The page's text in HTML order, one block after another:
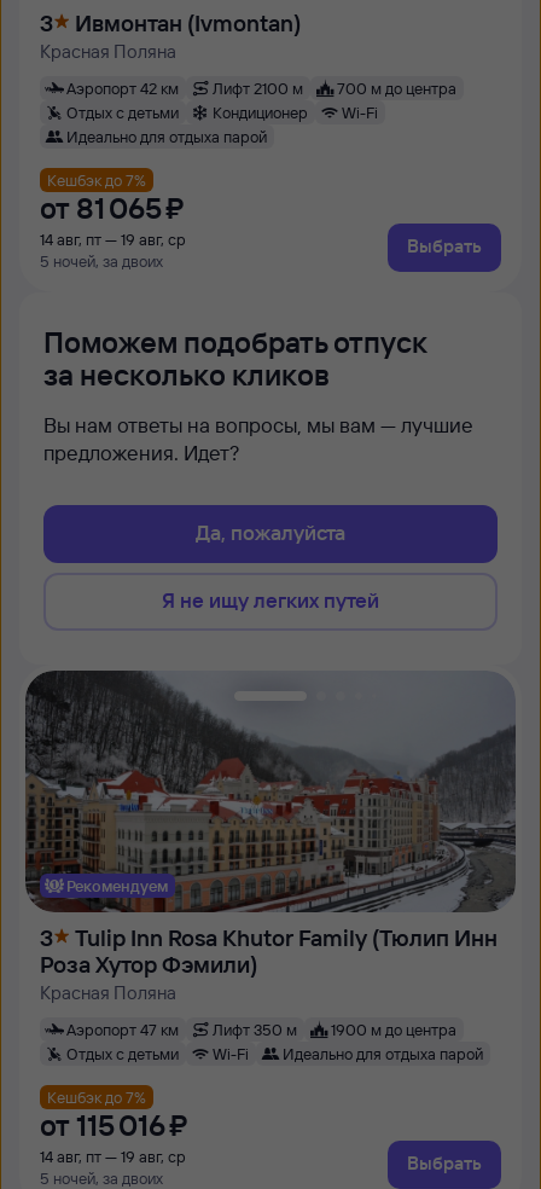
3 Ивмонтан (Ivmontan)
Красная Поляна
Аэропорт 42 км Лифт 2100 м
700 м до центра
Отдых с детьми
Кондиционер
Wi-Fi
Идеально для отдыха парой
Кешбэк до 7%
от 81 ⁠065 ⁠₽
14 авг, пт — 19 авг, ср
5 ночей, за двоих
Выбрать
Поможем подобрать отпуск
за несколько кликов
Вы нам ответы на вопросы, мы вам — лучшие
предложения. Идет?
Да, пожалуйста
Я не ищу легких путей
Рекомендуем
3
Tulip Inn Rosa Khutor Family (Тюлип Инн
Роза Хутор Фэмили)
Красная Поляна
Аэропорт 47 км Лифт 350 м
1900 м до центра
Отдых с детьми
Wi-Fi Идеально для отдыха парой
Кешбэк до 7%
от 115 ⁠016 ⁠₽
14 авг, пт — 19 авг, ср
5 ночей, за двоих
Выбрать